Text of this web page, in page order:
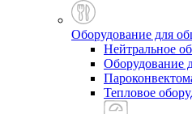
Оборудование для
Нейтральное
Оборудование
Тепловое